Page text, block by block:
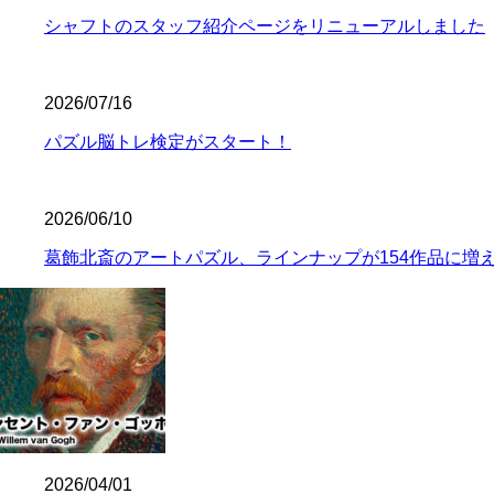
シャフトのスタッフ紹介ページをリニューアルしました
2026/07/16
パズル脳トレ検定がスタート！
2026/06/10
葛飾北斎のアートパズル、ラインナップが154作品に増
2026/04/01